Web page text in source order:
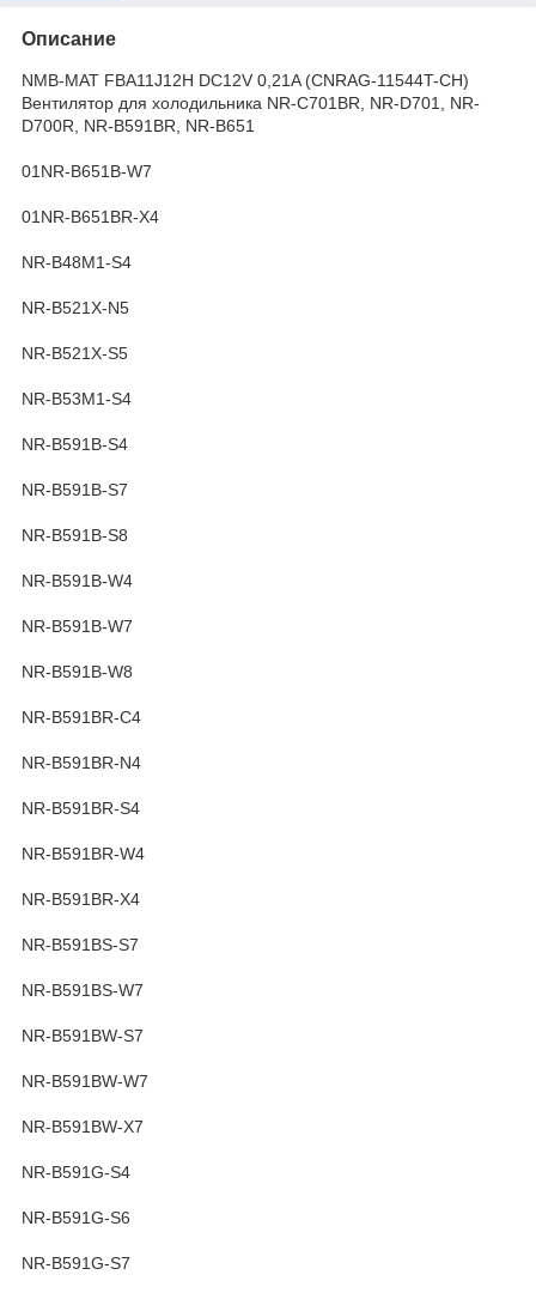
Описание
NMB-MAT FBA11J12H DC12V 0,21A (CNRAG-11544T-CH)
Вентилятор для холодильника NR-C701BR, NR-D701, NR-
D700R, NR-B591BR, NR-B651
01NR-B651B-W7
01NR-B651BR-X4
NR-B48M1-S4
NR-B521X-N5
NR-B521X-S5
NR-B53M1-S4
NR-B591B-S4
NR-B591B-S7
NR-B591B-S8
NR-B591B-W4
NR-B591B-W7
NR-B591B-W8
NR-B591BR-C4
NR-B591BR-N4
NR-B591BR-S4
NR-B591BR-W4
NR-B591BR-X4
NR-B591BS-S7
NR-B591BS-W7
NR-B591BW-S7
NR-B591BW-W7
NR-B591BW-X7
NR-B591G-S4
NR-B591G-S6
NR-B591G-S7